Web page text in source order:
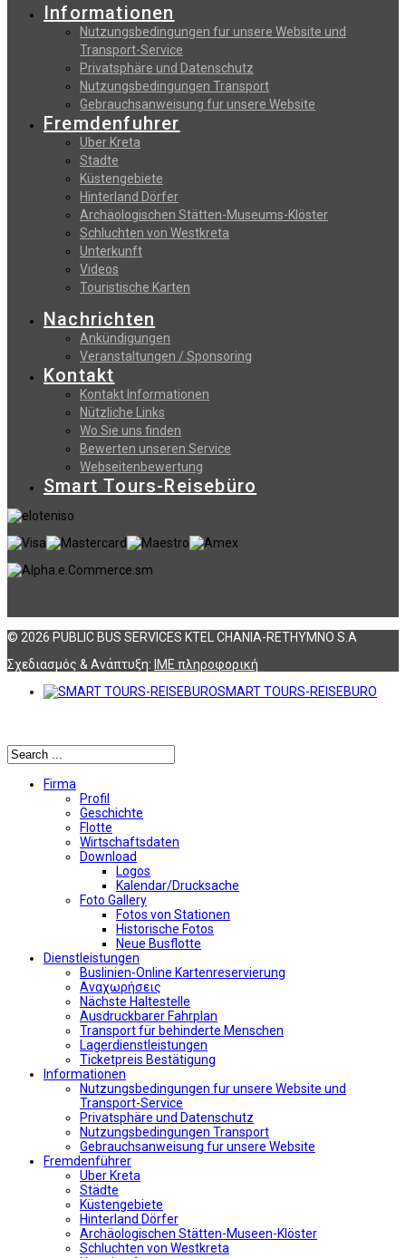
Informationen
Nutzungsbedingungen fur unsere Website und
Transport-Service
Privatsphäre und Datenschutz
Nutzungsbedingungen Transport
Gebrauchsanweisung fur unsere Website
Fremdenfuhrer
Uber Kreta
Stadte
Küstengebiete
Hinterland Dörfer
Archäologischen Stätten-Museums-Klöster
Schluchten von Westkreta
Unterkunft
Videos
Touristische Karten
Nachrichten
Ankündigungen
Veranstaltungen / Sponsoring
Kontakt
Kontakt Informationen
Nützliche Links
Wo Sie uns finden
Bewerten unseren Service
Webseitenbewertung
Smart Tours-Reisebüro
© 2026 PUBLIC BUS SERVICES KTEL CHANIA-RETHYMNO S.A
Σχεδιασμός & Ανάπτυξη: ΙΜΕ πληροφορική
SMART TOURS-REISEBURO
Firma
Profil
Geschichte
Flotte
Wirtschaftsdaten
Download
Logos
Kalendar/Drucksache
Foto Gallery
Fotos von Stationen
Historische Fotos
Neue Busflotte
Dienstleistungen
Buslinien-Online Kartenreservierung
Αναχωρήσεις
Nächste Haltestelle
Αusdruckbarer Fahrplan
Transport für behinderte Menschen
Lagerdienstleistungen
Ticketpreis Bestätigung
Informationen
Nutzungsbedingungen fur unsere Website und
Transport-Service
Privatsphäre und Datenschutz
Nutzungsbedingungen Transport
Gebrauchsanweisung fur unsere Website
Fremdenführer
Uber Kreta
Städte
Küstengebiete
Hinterland Dörfer
Archäologischen Stätten-Museen-Klöster
Schluchten von Westkreta